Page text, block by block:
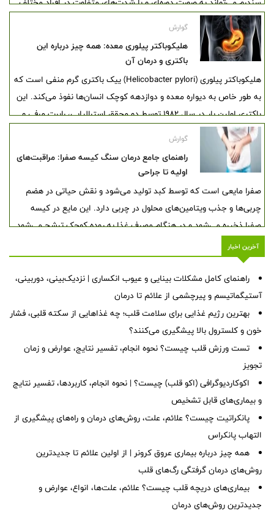
بروز کند.
گوارش
هلیکوباکتر پیلوری معده: همه چیز درباره این
باکتری و درمان آن
هلیکوباکتر پیلوری (Helicobacter pylori) ییک باکتری گرم منفی است که
به طور خاص به دیواره معده و دوازدهه کوچک انسان‌ها نفوذ می‌کند. این
باکتری اولین بار در سال 1982 توسط دو محقق استرالیایی، رابرت مرفی و
بارنابی پی‌ج، شناسایی شد. هلیکوباکتر پیلوری به دلیل قابلیت زنده ماندن
در محیط اسیدی معده و توانایی ایجاد عفونت‌های مزمن، مورد توجه زیادی
قرار گرفته است. یکی از مهمترین بیماری های گوارشی مربوط به معده
التهاب معده (گاستریت) و حتی سرطان معده شود.
گوارش
راهنمای جامع درمان سنگ‌ کیسه صفرا: مراقبت‌های
اولیه تا جراحی
صفرا مایعی است که توسط کبد تولید می‌شود و نقش حیاتی در هضم
چربی‌ها و جذب ویتامین‌های محلول در چربی دارد. این مایع در کیسه
صفرا ذخیره می‌شود و در هنگام مصرف غذا به روده کوچک ترشح می‌شود
تا فرآیند هضم را تسهیل کند. اما در برخی افراد، مواد موجود در صفرا
می‌توانند به شکل سنگ‌های کوچک یا بزرگ در کیسه صفرا تبدیل شوند که
به آنها “سنگ‌های کیسه صفرا” می‌گویند. این سنگ‌ها می‌توانند باعث درد
شدید، التهاب و عوارض جدی‌تری مانند عفونت و زردی شوند. عوامل
متعددی از جمله رژیم غذایی نامناسب، چاقی، سابقه خانوادگی و تغییرات
هورمونی می‌توانند به تشکیل این سنگ‌ها کمک کنند. تشخیص و درمان به
موقع سنگ‌های کیسه صفرا برای پیشگیری از عوارض جدی ضروری است.
آخرین اخبار
راهنمای کامل مشکلات بینایی و عیوب انکساری | نزدیک‌بینی، دوربینی،
آستیگماتیسم و پیرچشمی از علائم تا درمان
بهترین رژیم غذایی برای سلامت قلب؛ چه غذاهایی از سکته قلبی، فشار
خون و کلسترول بالا پیشگیری می‌کنند؟
تست ورزش قلب چیست؟ نحوه انجام، تفسیر نتایج، عوارض و زمان
تجویز
اکوکاردیوگرافی (اکو قلب) چیست؟ | نحوه انجام، کاربردها، تفسیر نتایج
و بیماری‌های قابل تشخیص
پانکراتیت چیست؟ علائم، علت، روش‌های درمان و راه‌های پیشگیری از
التهاب پانکراس
همه چیز درباره بیماری عروق کرونر | از اولین علائم تا جدیدترین
روش‌های درمان گرفتگی رگ‌های قلب
بیماری‌های دریچه قلب چیست؟ علائم، علت‌ها، انواع، عوارض و
جدیدترین روش‌های درمان